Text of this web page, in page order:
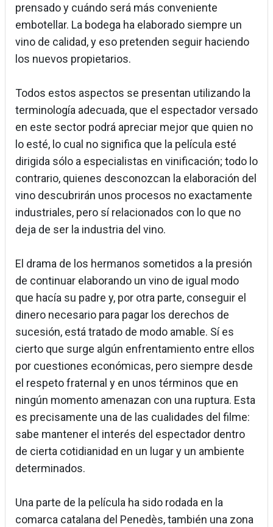
prensado y cuándo será más conveniente
embotellar. La bodega ha elaborado siempre un
vino de calidad, y eso pretenden seguir haciendo
los nuevos propietarios.
Todos estos aspectos se presentan utilizando la
terminología adecuada, que el espectador versado
en este sector podrá apreciar mejor que quien no
lo esté, lo cual no significa que la película esté
dirigida sólo a especialistas en vinificación; todo lo
contrario, quienes desconozcan la elaboración del
vino descubrirán unos procesos no exactamente
industriales, pero sí relacionados con lo que no
deja de ser la industria del vino.
El drama de los hermanos sometidos a la presión
de continuar elaborando un vino de igual modo
que hacía su padre y, por otra parte, conseguir el
dinero necesario para pagar los derechos de
sucesión, está tratado de modo amable. Sí es
cierto que surge algún enfrentamiento entre ellos
por cuestiones económicas, pero siempre desde
el respeto fraternal y en unos términos que en
ningún momento amenazan con una ruptura. Esta
es precisamente una de las cualidades del filme:
sabe mantener el interés del espectador dentro
de cierta cotidianidad en un lugar y un ambiente
determinados.
Una parte de la película ha sido rodada en la
comarca catalana del Penedès, también una zona